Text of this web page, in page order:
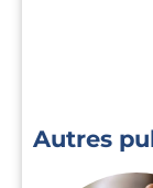
Autres